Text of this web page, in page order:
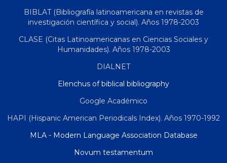
BIBLAT (Bibliografía latinoamericana en revistas de
investigación científica y social). Años 1978-2003
CLASE (Citas Latinoamericanas en Ciencias Sociales y
Humanidades). Años 1978-2003
DIALNET
Elenchus of biblical bibliography
Google Académico
HAPI (Hispanic American Periodicals Index). Años 1970-1992
MLA - Modern Language Association Database
Novum testamentum